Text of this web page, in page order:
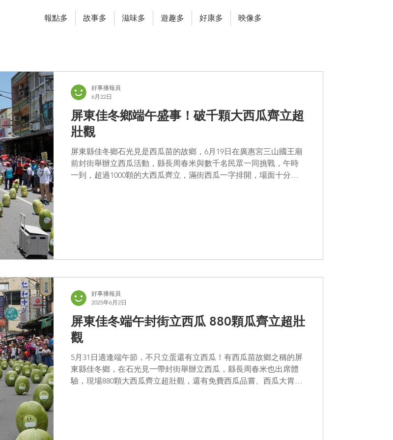
報點多 故事多 滋味多 遊趣多 好康多 映像多
屏東佳冬鄉端午盛事！破千顆大西瓜齊立超
壯觀
屏東縣佳冬鄉石光見是西瓜苗的故鄉，6月19日在廣惠宮三山國王廟
前封街舉辦立西瓜活動，縣長周春米與數千名民眾一同挑戰，午時
一到，超過1000顆的大西瓜齊立，滿街西瓜一字排開，場面十分壯
子獲得最佳造型獎 周縣長出席佳冬鄉端午立西瓜活動 周縣長端午行
佳冬立西瓜受全國矚目，該鄉嫁接西瓜苗技術聞名，全台有6成以上
的瓜苗來自這裡，從屏東出去的水果都是品質品證，謝謝佳冬鄉公
所與佳冬鄉農會創意過端午，透過年年舉辦，讓更多人認識佳冬西
瓜產業與地方傳統特色。 立瓜結束，民眾心滿意足地將重達
好事播報員
6月22日
屏東佳冬端午封街立西瓜 880顆瓜齊立超壯
觀
5月31日適逢端午節，不只立蛋還有立西瓜！有西瓜苗故鄉之稱的屏
東縣佳冬鄉，在石光見一帶封街舉辦立西瓜，縣長周春米也出席體
驗，現場880顆大西瓜齊立超壯觀，還有免費西瓜品嘗、西瓜大胃王
好事播報員
2025年6月2日